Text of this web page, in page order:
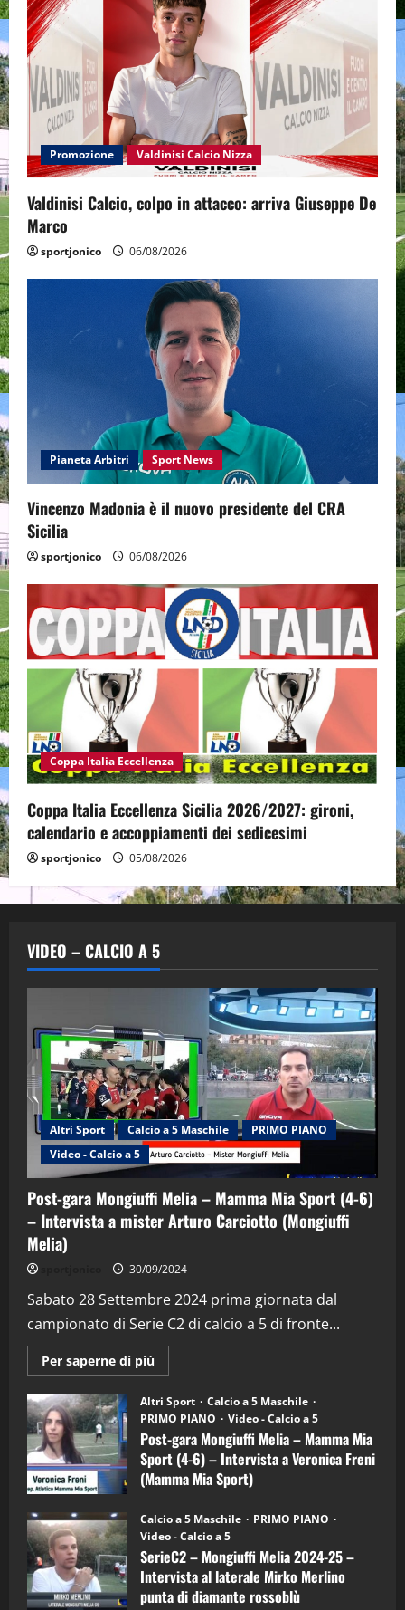
Promozione Valdinisi Calcio Nizza
Valdinisi Calcio, colpo in attacco: arriva Giuseppe De
Marco
sportjonico 06/08/2026
Pianeta Arbitri Sport News
Vincenzo Madonia è il nuovo presidente del CRA
Sicilia
sportjonico 06/08/2026
Coppa Italia Eccellenza
Coppa Italia Eccellenza Sicilia 2026/2027: gironi,
calendario e accoppiamenti dei sedicesimi
sportjonico 05/08/2026
VIDEO – CALCIO A 5
Altri Sport Calcio a 5 Maschile
PRIMO PIANO
Video - Calcio a 5
Post-gara Mongiuffi Melia – Mamma Mia Sport (4-6)
– Intervista a mister Arturo Carciotto (Mongiuffi
Melia)
30/09/2024
Sabato 28 Settembre 2024 prima giornata dal
campionato di Serie C2 di calcio a 5 di fronte...
Per saperne di più
informazioni
Post-
gara
Mongiuffi
Melia
–
Mamma
Mia
Sport
6)
–
Intervista
a
mister
Arturo
Carciotto
(Mongiuffi
Altri Sport
Calcio a 5 Maschile
PRIMO PIANO
Video - Calcio a 5
Post-gara Mongiuffi Melia – Mamma Mia
Sport (4-6) – Intervista a Veronica Freni
(Mamma Mia Sport)
Calcio a 5 Maschile
PRIMO PIANO
Video - Calcio a 5
SerieC2 – Mongiuffi Melia 2024-25 –
Intervista al laterale Mirko Merlino
punta di diamante rossoblù
2
“SportEmpire” in Podcast: 29^ Puntata
(Martedi 28 Aprile 2026)
28/04/2026
3
"SportEmpire" in Podcast
“SportEmpire” in Podcast: 28^ Puntata
(Martedi 21 Aprile 2026)
21/04/2026
4
“SportEmpire” in Podcast: 27^ Puntata
(Martedi 14 Aprile 2026)
15/04/2026